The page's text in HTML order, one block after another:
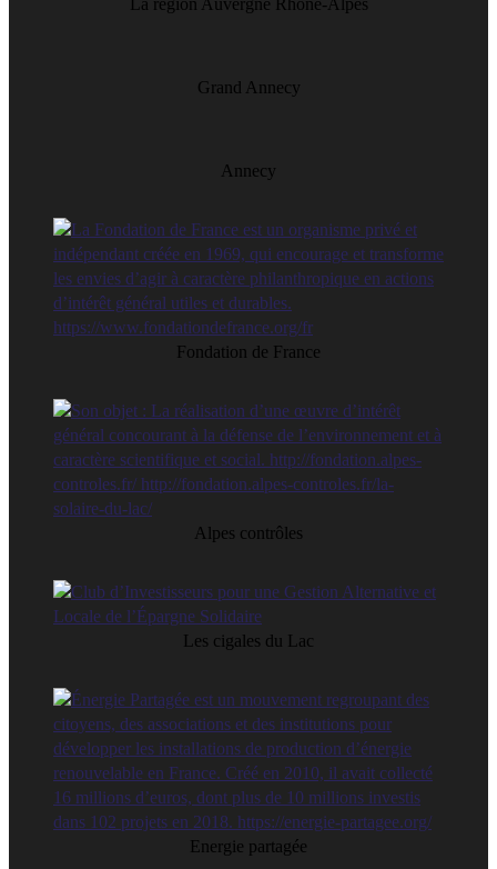
Grand Annecy
Annecy
Fondation de France
Alpes contrôles
Les cigales du Lac
Energie partagée